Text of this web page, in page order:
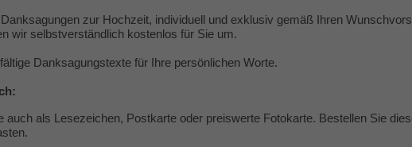
zur Hochzeit, individuell und exklusiv gemäß Ihren
wir selbstverständlich kostenlos für Sie um.
Danksagungstexte für Ihre persönlichen Worte.
auch als Lesezeichen, Postkarte oder preiswerte Fotokarte. Bestellen Sie